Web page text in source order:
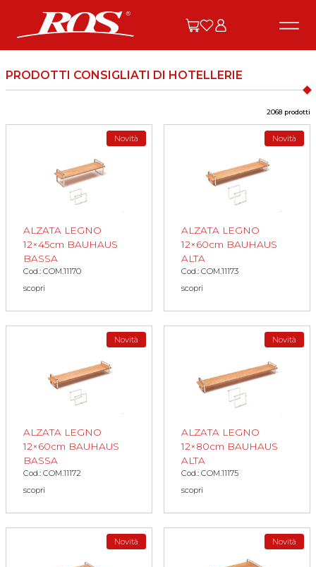
PRODOTTI CONSIGLIATI DI HOTELLERIE
2068 prodotti
Novità
ALZATA LEGNO
12×45cm BAUHAUS
BASSA
Cod.: COM.11170
scopri
Novità
ALZATA LEGNO
12×60cm BAUHAUS
ALTA
Cod.: COM.11173
scopri
Novità
ALZATA LEGNO
12×60cm BAUHAUS
BASSA
Cod.: COM.11172
scopri
Novità
ALZATA LEGNO
12×80cm BAUHAUS
ALTA
Cod.: COM.11175
scopri
Novità Novità